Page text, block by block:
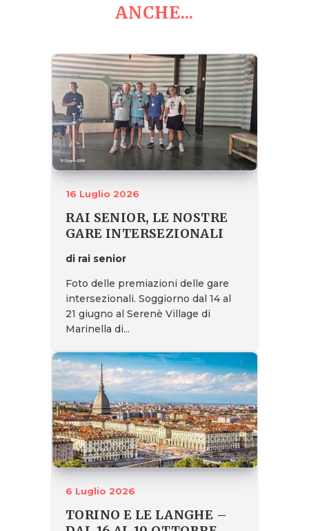
ANCHE...
16 Luglio 2026
RAI SENIOR, LE NOSTRE
GARE INTERSEZIONALI
di rai senior
Foto delle premiazioni delle gare
intersezionali. Soggiorno dal 14 al
21 giugno al Serenè Village di
Marinella di...
6 Luglio 2026
TORINO E LE LANGHE –